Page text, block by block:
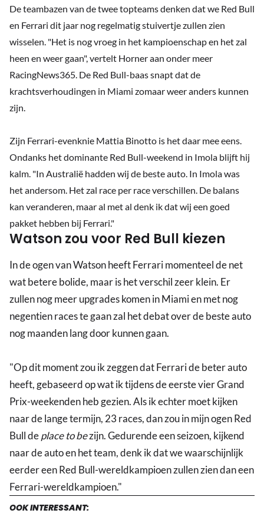
De teambazen van de twee topteams denken dat we Red Bull
en Ferrari dit jaar nog regelmatig stuivertje zullen zien
wisselen. "Het is nog vroeg in het kampioenschap en het zal
heen en weer gaan", vertelt Horner aan onder meer
RacingNews365. De Red Bull-baas snapt dat de
krachtsverhoudingen in Miami zomaar weer anders kunnen
zijn.
Zijn Ferrari-evenknie Mattia Binotto is het daar mee eens.
Ondanks het dominante Red Bull-weekend in Imola blijft hij
kalm. "In Australië hadden wij de beste auto. In Imola was
het andersom. Het zal race per race verschillen. De balans
kan veranderen, maar al met al denk ik dat wij een goed
pakket hebben bij Ferrari."
Watson zou voor Red Bull kiezen
In de ogen van Watson heeft Ferrari momenteel de net
wat betere bolide, maar is het verschil zeer klein. Er
zullen nog meer upgrades komen in Miami en met nog
negentien races te gaan zal het debat over de beste auto
nog maanden lang door kunnen gaan.
"Op dit moment zou ik zeggen dat Ferrari de beter auto
heeft, gebaseerd op wat ik tijdens de eerste vier Grand
Prix-weekenden heb gezien. Als ik echter moet kijken
naar de lange termijn, 23 races, dan zou in mijn ogen Red
Bull deplace to bezijn. Gedurende een seizoen, kijkend
naar de auto en het team, denk ik dat we waarschijnlijk
eerder een Red Bull-wereldkampioen zullen zien dan een
Ferrari-wereldkampioen."
OOK INTERESSANT: